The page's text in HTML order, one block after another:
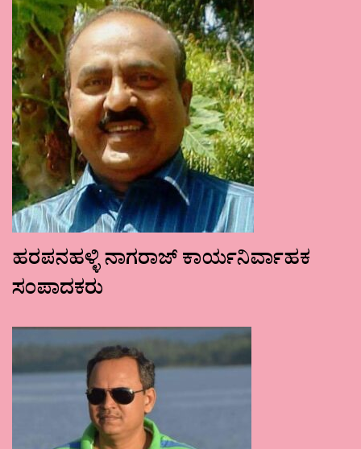
ಹರಪನಹಳ್ಳಿ ನಾಗರಾಜ್ ಕಾರ್ಯನಿರ್ವಾಹಕ
ಸಂಪಾದಕರು